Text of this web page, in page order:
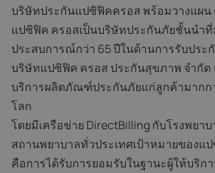
บริษัทประกันแปซิฟิคครอส พร้อมวางแผน
แปซิฟิค ครอสเป็นบริษัทประกันภัยชั้นนำที่
ประสบการณ์กว่า 65 ปีในด้านการรับประ
บริษัทแปซิฟิค ครอส ประกันสุขภาพ จำกั
บริการผลิตภัณฑ์ประกันภัยแก่ลูกค้ามากก
โลก
โดยมีเครือข่าย DirectBilling กับโรงพยา
สถานพยาบาลทั่วประเทศเป้าหมายของแ
คือการได้รับการยอมรับในฐานะผู้ให้บริก